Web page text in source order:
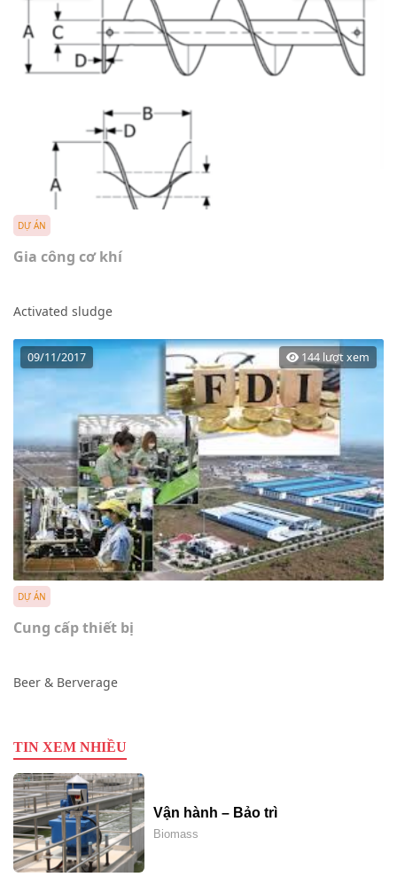
DỰ ÁN
Gia công cơ khí
Activated sludge
09/11/2017 144 lượt xem
DỰ ÁN
Cung cấp thiết bị
Beer & Berverage
TIN XEM NHIỀU
Vận hành – Bảo trì
Biomass